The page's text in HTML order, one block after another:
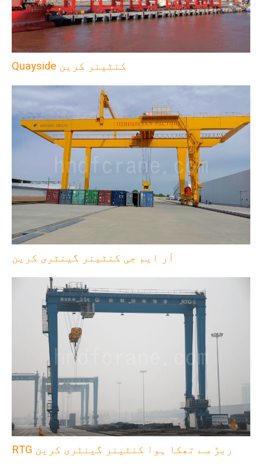
Quayside کنٹینر کرین
آر ایم جی کنٹینر گینٹری کرین
RTG ربڑ سے تھکا ہوا کنٹینر گینٹری کرین